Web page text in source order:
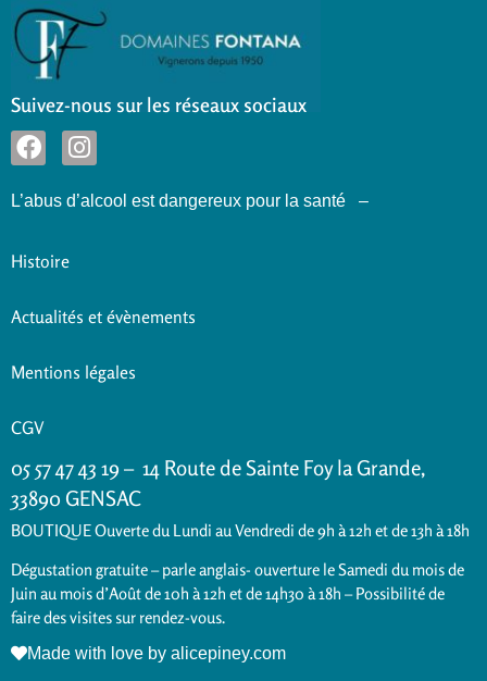
Suivez-nous sur les réseaux sociaux
L’abus d’alcool est dangereux pour la santé –
Histoire
Actualités et évènements
Mentions légales
CGV
05 57 47 43 19 – 14 Route de Sainte Foy la Grande,
33890 GENSAC
BOUTIQUE Ouverte du Lundi au Vendredi de 9h à 12h et de 13h à 18h
Dégustation gratuite – parle anglais- ouverture le Samedi du mois de
Juin au mois d’Août de 10h à 12h et de 14h30 à 18h – Possibilité de
faire des visites sur rendez-vous.
Made with love by alicepiney.com